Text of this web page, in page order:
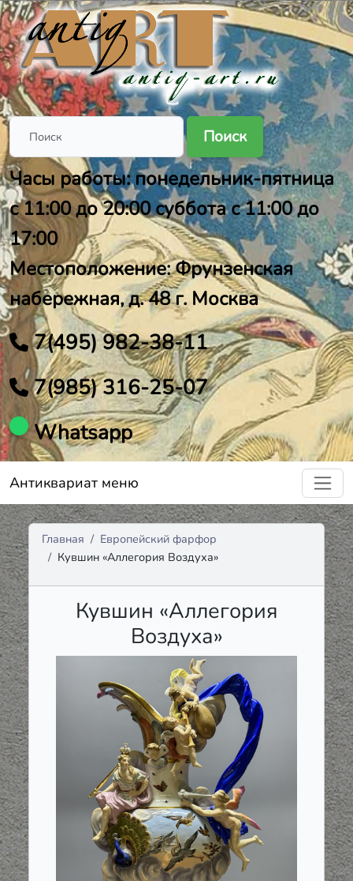
Поиск
Часы работы: понедельник-пятница
с 11:00 до 20:00 суббота с 11:00 до
17:00
Местоположение: Фрунзенская
набережная, д. 48 г. Москва
7(495) 982-38-11
7(985) 316-25-07
Whatsapp
Антиквариат меню
Главная
Европейский фарфор
Кувшин «Аллегория Воздуха»
Кувшин «Аллегория
Воздуха»